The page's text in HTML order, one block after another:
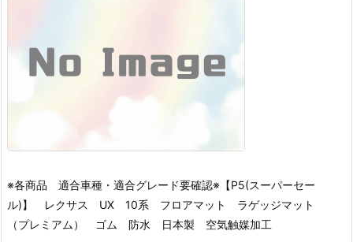
※各商品 適合車種・適合グレード要確認※ 【P5(スーパーセー
ル)】 レクサス UX 10系 フロアマット ラゲッジマット
（プレミアム） ゴム 防水 日本製 空気触媒加工